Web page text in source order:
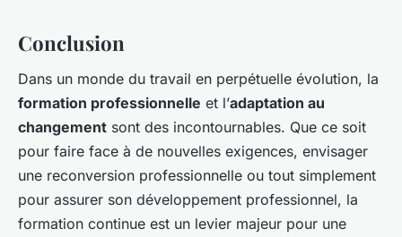
Conclusion
Dans un monde du travail en perpétuelle évolution, la
formation professionnelle et l’adaptation au
changement sont des incontournables. Que ce soit
pour faire face à de nouvelles exigences, envisager
une reconversion professionnelle ou tout simplement
pour assurer son développement professionnel, la
formation continue est un levier majeur pour une